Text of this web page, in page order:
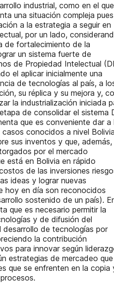
industrial, como en el
una situación compleja pues
a la estrategia a seguir en
por un lado,
de fortalecimiento de la
un sistema fuerte de
de Propiedad Intelectual
el aplicar inicialmente una
de tecnologías al país, a
su réplica y su mejora y,
la industrialización iniciada
de consolidar el sistema
que es conveniente dar a
conocidos a nivel
sus inventos y que, además,
por el mercado
está en Bolivia en rápido
de las inversiones
ideas y lograr nuevas
hoy en día son reconocidos
sostenido de un país).
que es necesario permitir la
y de difusión del
de tecnologías por
la contribución
para innovar según
estrategias de mercadeo
que se enfrenten en la copia